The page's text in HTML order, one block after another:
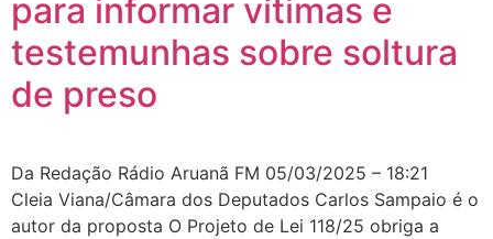
para informar vítimas e
testemunhas sobre soltura
de preso
Da Redação Rádio Aruanã FM 05/03/2025 – 18:21
Cleia Viana/Câmara dos Deputados Carlos Sampaio é o
autor da proposta O Projeto de Lei 118/25 obriga a